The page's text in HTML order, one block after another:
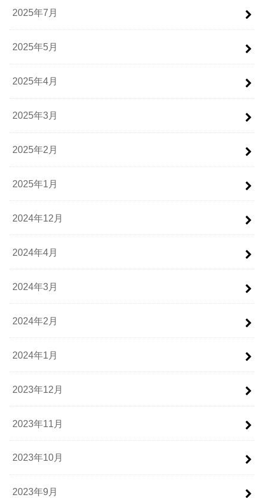
2025年7月
2025年5月
2025年4月
2025年3月
2025年2月
2025年1月
2024年12月
2024年4月
2024年3月
2024年2月
2024年1月
2023年12月
2023年11月
2023年10月
2023年9月